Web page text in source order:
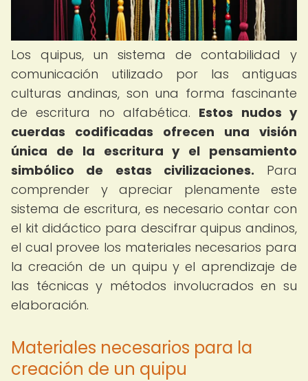
Los quipus, un sistema de contabilidad y
comunicación utilizado por las antiguas
culturas andinas, son una forma fascinante
de escritura no alfabética. Estos nudos y
cuerdas codificadas ofrecen una visión
única de la escritura y el pensamiento
simbólico de estas civilizaciones. Para
comprender y apreciar plenamente este
sistema de escritura, es necesario contar con
el kit didáctico para descifrar quipus andinos,
el cual provee los materiales necesarios para
la creación de un quipu y el aprendizaje de
las técnicas y métodos involucrados en su
elaboración.
Materiales necesarios para la
creación de un quipu